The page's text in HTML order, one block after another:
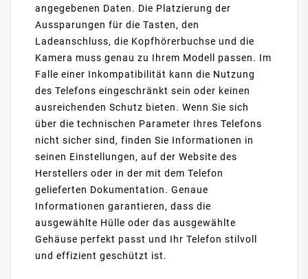
angegebenen Daten. Die Platzierung der
Aussparungen für die Tasten, den
Ladeanschluss, die Kopfhörerbuchse und die
Kamera muss genau zu Ihrem Modell passen. Im
Falle einer Inkompatibilität kann die Nutzung
des Telefons eingeschränkt sein oder keinen
ausreichenden Schutz bieten. Wenn Sie sich
über die technischen Parameter Ihres Telefons
nicht sicher sind, finden Sie Informationen in
seinen Einstellungen, auf der Website des
Herstellers oder in der mit dem Telefon
gelieferten Dokumentation. Genaue
Informationen garantieren, dass die
ausgewählte Hülle oder das ausgewählte
Gehäuse perfekt passt und Ihr Telefon stilvoll
und effizient geschützt ist.